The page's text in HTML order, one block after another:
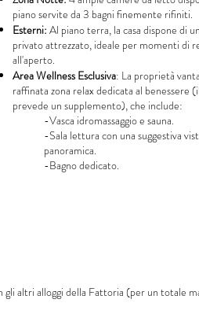
piano servite da 3 bagni finemente rifiniti.
Esterni: Al piano terra, la casa dispone di
privato attrezzato, ideale per momenti di
all'aperto.
Area Wellness Esclusiva: La proprietà
raffinata zona relax dedicata al benessere
prevede un supplemento), che include:
-Vasca idromassaggio e sauna.
-Sala lettura con una suggestiva
panoramica.
-Bagno dedicato.
gli altri alloggi della Fattoria (per un totale